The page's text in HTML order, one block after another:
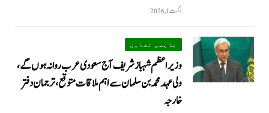
اگست 1, 2026
باہمی تعاون
وزیراعظم شہباز شریف آج سعودی عرب روانہ ہوں گے،
ولی عہد محمد بن سلمان سے اہم ملاقات متوقع، ترجمان دفتر
خارجہ